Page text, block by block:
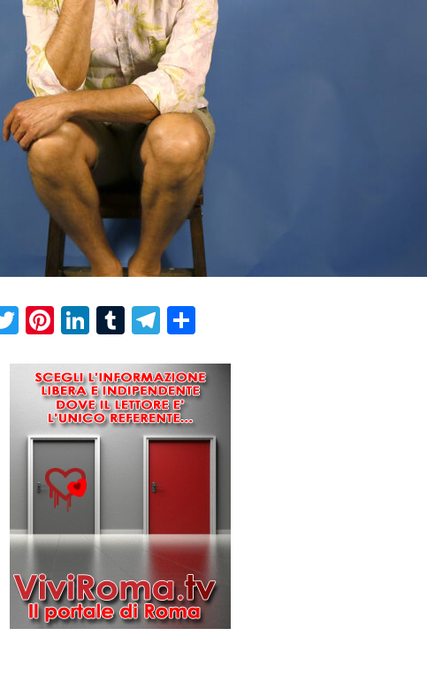
Twitter
Pinterest
LinkedIn
TumblrTelegram